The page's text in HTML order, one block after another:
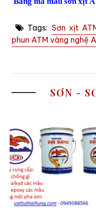
Tags: Sơn xịt
phun ATM vàng nghệ
SƠN -